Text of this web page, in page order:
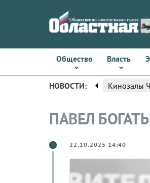
Общество Власть
НОВОСТИ: arrow_left Кинозалы
ПАВЕЛ
22.10.2025 14:40